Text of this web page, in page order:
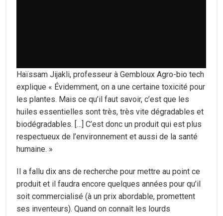
Haïssam Jijakli, professeur à Gembloux Agro-bio tech
explique « Évidemment, on a une certaine toxicité pour
les plantes. Mais ce qu’il faut savoir, c’est que les
huiles essentielles sont très, très vite dégradables et
biodégradables. […] C’est donc un produit qui est plus
respectueux de l’environnement et aussi de la santé
humaine. »
Il a fallu dix ans de recherche pour mettre au point ce
produit et il faudra encore quelques années pour qu’il
soit commercialisé (à un prix abordable, promettent
ses inventeurs). Quand on connaît les lourds